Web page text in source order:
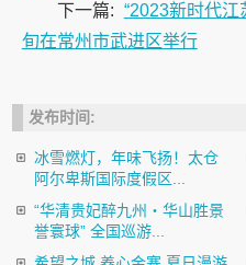
下一篇: “2023新时代江
旬在常州市武进区举行
发布时间:
冰雪燃灯，年味飞扬！太仓
阿尔卑斯国际度假区...
“华清贵妃醉九州・华山胜景
誉寰球” 全国巡游...